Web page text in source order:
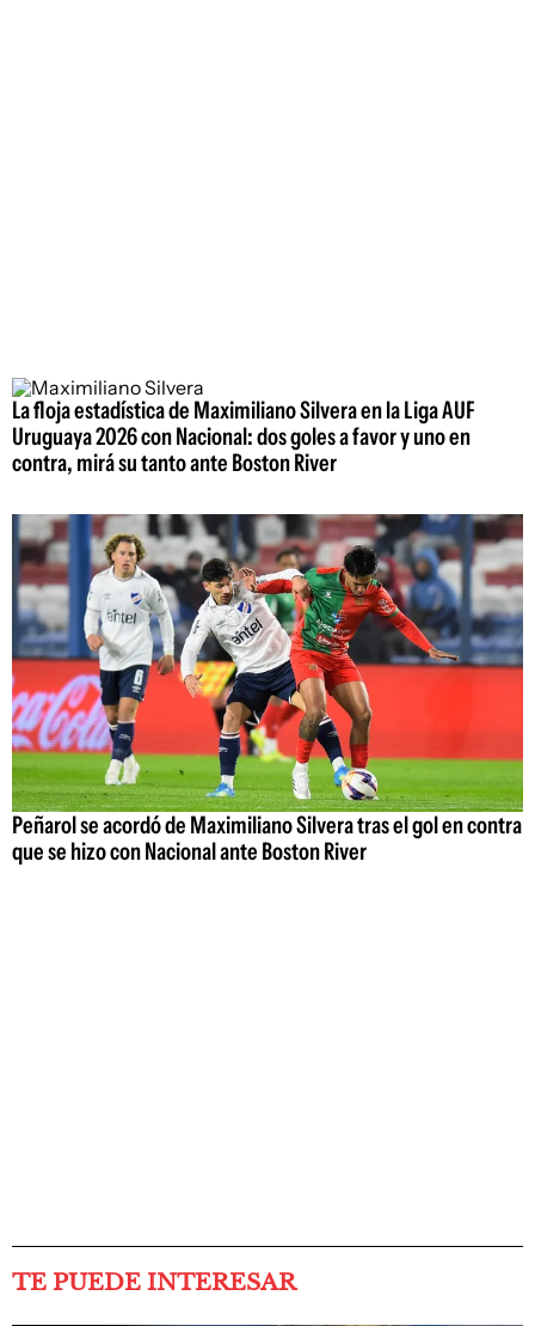
La floja estadística de Maximiliano Silvera en la Liga AUF
Uruguaya 2026 con Nacional: dos goles a favor y uno en
contra, mirá su tanto ante Boston River
Peñarol se acordó de Maximiliano Silvera tras el gol en contra
que se hizo con Nacional ante Boston River
TE PUEDE INTERESAR